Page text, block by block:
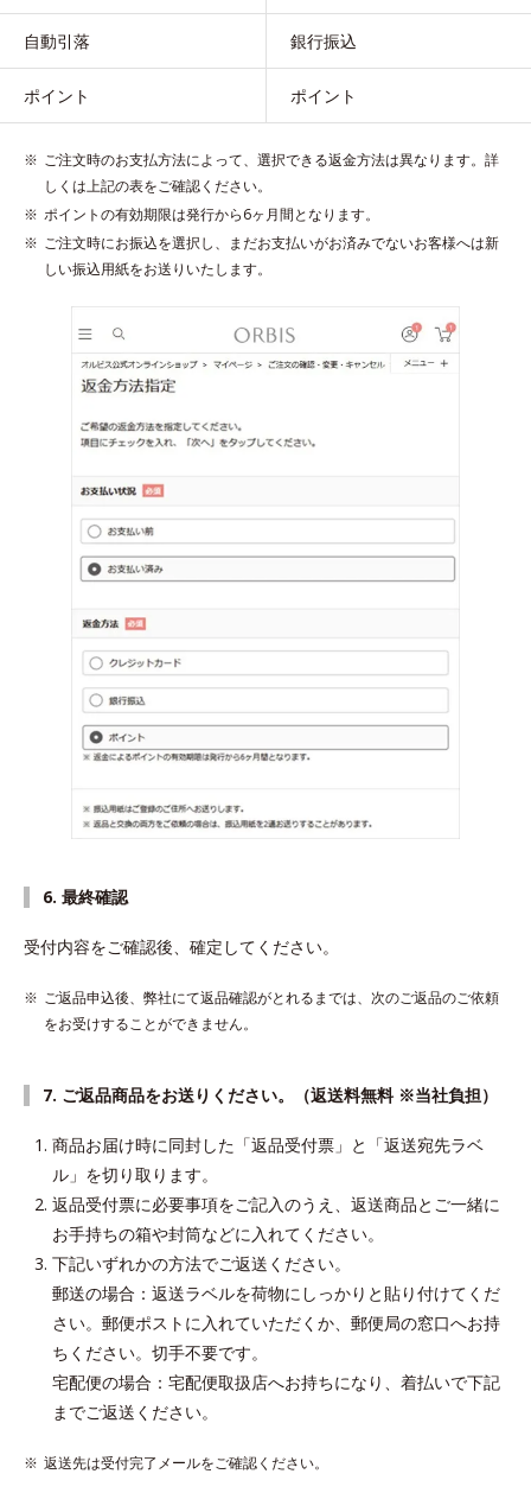
自動引落 銀行振込
ポイント ポイント
ご注文時のお支払方法によって、選択できる返金方法は異なります。詳
しくは上記の表をご確認ください。
ポイントの有効期限は発行から6ヶ月間となります。
ご注文時にお振込を選択し、まだお支払いがお済みでないお客様へは新
しい振込用紙をお送りいたします。
6. 最終確認
受付内容をご確認後、確定してください。
ご返品申込後、弊社にて返品確認がとれるまでは、次のご返品のご依頼
をお受けすることができません。
7. ご返品商品をお送りください。（返送料無料 ※当社負担）
商品お届け時に同封した「返品受付票」と「返送宛先ラベ
ル」を切り取ります。
返品受付票に必要事項をご記入のうえ、返送商品とご一緒に
お手持ちの箱や封筒などに入れてください。
下記いずれかの方法でご返送ください。
郵送の場合：返送ラベルを荷物にしっかりと貼り付けてくだ
さい。郵便ポストに入れていただくか、郵便局の窓口へお持
ちください。切手不要です。
宅配便の場合：宅配便取扱店へお持ちになり、着払いで下記
までご返送ください。
返送先は受付完了メールをご確認ください。